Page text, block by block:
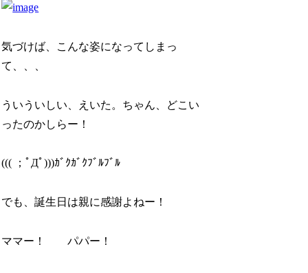
気づけば、こんな姿になってしまっ
て、、、
ういういしい、えいた。ちゃん、どこい
ったのかしらー！
((( ；ﾟДﾟ)))ｶﾞｸｶﾞｸﾌﾞﾙﾌﾞﾙ
でも、誕生日は親に感謝よねー！
ママー！ パパー！